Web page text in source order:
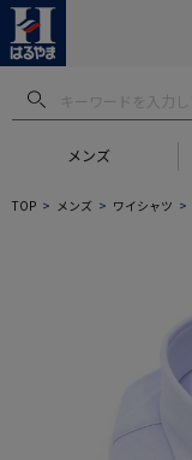
メンズ
TOP メンズ ワイシャツ